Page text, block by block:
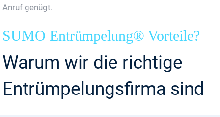
Anruf genügt.
SUMO Entrümpelung® Vorteile?
Warum wir die richtige
Entrümpelungsfirma sind